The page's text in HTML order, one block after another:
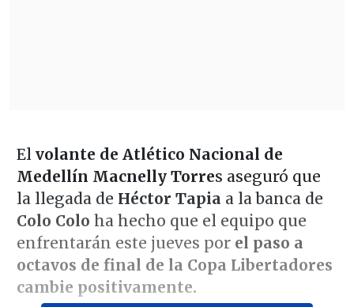
El volante de Atlético Nacional de
Medellín Macnelly Torres aseguró que
la llegada de Héctor Tapia a la banca de
Colo Colo ha hecho que el equipo que
enfrentarán este jueves por el paso a
octavos de final de la Copa Libertadores
cambie positivamente.